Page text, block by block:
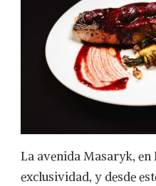
La avenida Masaryk, en
exclusividad, y desde